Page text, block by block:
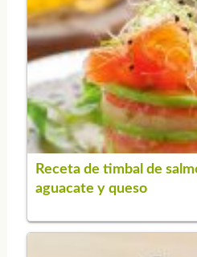
Receta de timbal de
aguacate y queso